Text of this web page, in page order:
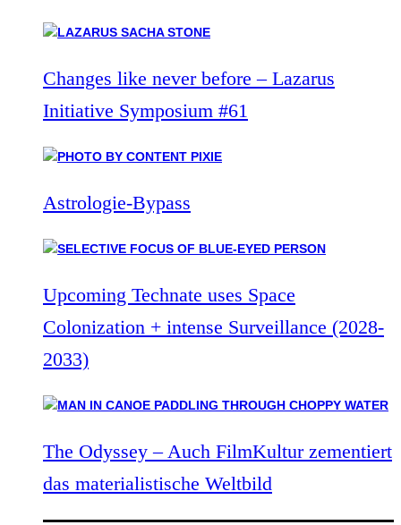
Changes like never before – Lazarus
Initiative Symposium #61
Astrologie-Bypass
Upcoming Technate uses Space
Colonization + intense Surveillance (2028-
2033)
The Odyssey – Auch FilmKultur zementiert
das materialistische Weltbild